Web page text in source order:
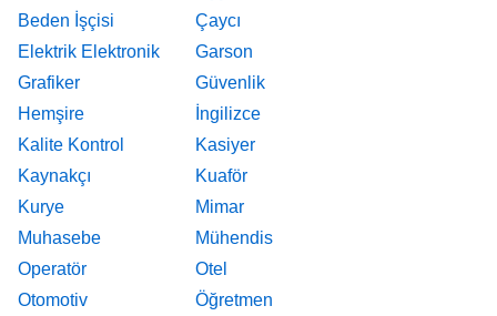
Beden İşçisi
Çaycı
Elektrik Elektronik
Garson
Grafiker
Güvenlik
Hemşire
İngilizce
Kalite Kontrol
Kasiyer
Kaynakçı
Kuaför
Kurye
Mimar
Muhasebe
Mühendis
Operatör
Otel
Otomotiv
Öğretmen